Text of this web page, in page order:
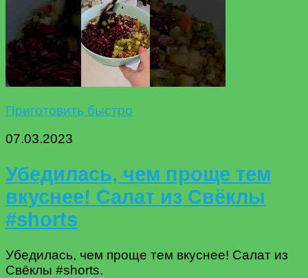
Приготовить быстро
07.03.2023
Убедилась, чем проще тем
вкуснее! Салат из Свёклы
#shorts
Убедилась, чем проще тем вкуснее! Салат из
Свёклы #shorts.